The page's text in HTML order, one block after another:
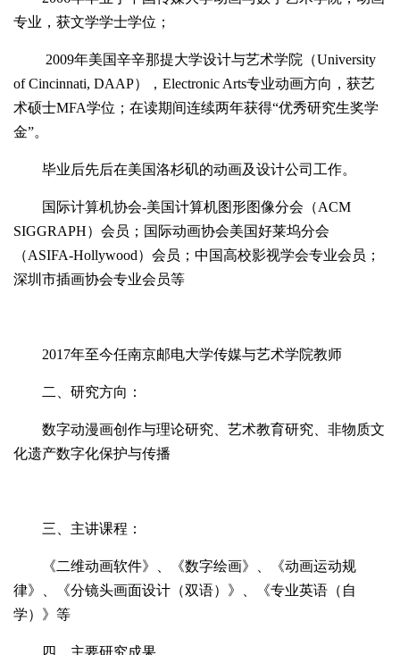
专业，获文学学士学位；
2009年美国辛辛那提大学设计与艺术学院（University
of Cincinnati, DAAP），Electronic Arts专业动画方向，获艺
术硕士MFA学位；在读期间连续两年获得“优秀研究生奖学
金”。
毕业后先后在美国洛杉矶的动画及设计公司工作。
国际计算机协会-美国计算机图形图像分会（ACM
SIGGRAPH）会员；国际动画协会美国好莱坞分会
（ASIFA-Hollywood）会员；中国高校影视学会专业会员；
深圳市插画协会专业会员等
2017年至今任南京邮电大学传媒与艺术学院教师
二、研究方向：
数字动漫画创作与理论研究、艺术教育研究、非物质文
化遗产数字化保护与传播
三、主讲课程：
《二维动画软件》、《数字绘画》、《动画运动规
律》、《分镜头画面设计（双语）》、《专业英语（自
学）》等
四、主要研究成果